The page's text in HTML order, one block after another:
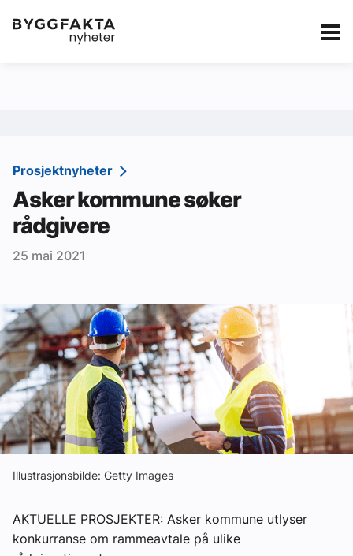
Kategorier Jobbmarkedet Annonsere i
Redaksjonen
Om Byggfakta
Annonsere
Tips oss
Ledige stillinger
eBlad
Aktivitetskalender
Bransjekommentar
Prosjektnyheter
Asker kommune søker
rådgivere
25 mai 2021
Illustrasjonsbilde: Getty Images
AKTUELLE PROSJEKTER: Asker kommune utlyser
konkurranse om rammeavtale på ulike